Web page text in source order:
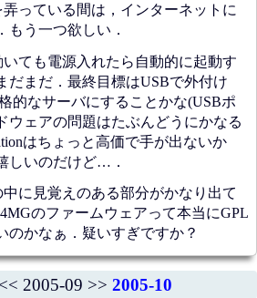
っている間は，インターネットに
もう一つ欲しい．
ても電源入れたら自動的に起動す
だまだ．最終目標はUSBで外付け
的なサーバにすることかな(USBポ
ウェアの問題はたぶんどうにかなる
はちょっと高価で手が出ないか
しいのだけど…．
に見覚えのある部分がかなり出て
のファームウェアって本当にGPL
のかなぁ．疑いすぎですか？
<< 2005-09 >> 2005-10